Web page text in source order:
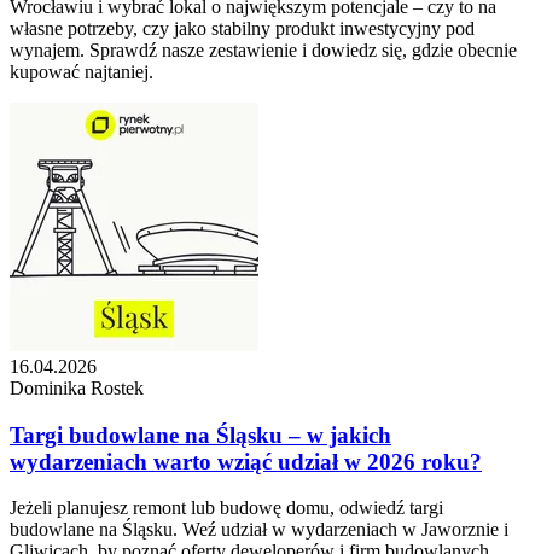
Wrocławiu i wybrać lokal o największym potencjale – czy to na
własne potrzeby, czy jako stabilny produkt inwestycyjny pod
wynajem. Sprawdź nasze zestawienie i dowiedz się, gdzie obecnie
kupować najtaniej.
16.04.2026
Dominika Rostek
Targi budowlane na Śląsku – w jakich
wydarzeniach warto wziąć udział w 2026 roku?
Jeżeli planujesz remont lub budowę domu, odwiedź targi
budowlane na Śląsku. Weź udział w wydarzeniach w Jaworznie i